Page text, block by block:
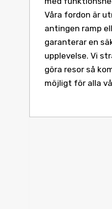
Våra fordon är
antingen ramp
garanterar en
upplevelse. Vi
göra resor så
möjligt för alla